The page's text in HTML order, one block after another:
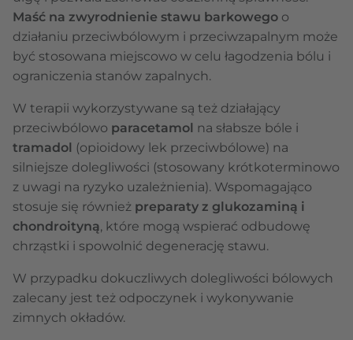
Maść na zwyrodnienie stawu barkowego o
działaniu przeciwbólowym i przeciwzapalnym może
być stosowana miejscowo w celu łagodzenia bólu i
ograniczenia stanów zapalnych.
W terapii wykorzystywane są też działający
przeciwbólowo paracetamol na słabsze bóle i
tramadol (opioidowy lek przeciwbólowe) na
silniejsze dolegliwości (stosowany krótkoterminowo
z uwagi na ryzyko uzależnienia). Wspomagająco
stosuje się również preparaty z glukozaminą i
chondroityną, które mogą wspierać odbudowę
chrząstki i spowolnić degenerację stawu.
W przypadku dokuczliwych dolegliwości bólowych
zalecany jest też odpoczynek i wykonywanie
zimnych okładów.